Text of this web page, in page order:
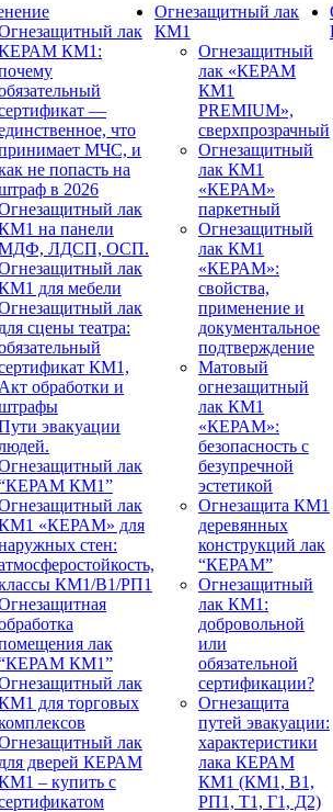
лак
КМ1:
—
что
МЧС, и
не попасть на
в 2026
лак
на панели
ЛДСП, ОСП.
лак
для мебели
лак
для сцены театра:
КМ1,
Акт обработки и
эвакуации
лак
КМ1”
лак
«КЕРАМ» для
стен:
КМ1/В1/РП1
лак
КМ1”
лак
для торговых
лак
для дверей КЕРАМ
– купить с
Огнезащитный лак
КМ1
Огнезащитный
лак «КЕРАМ
КМ1
PREMIUM»,
сверхпрозрачный
Огнезащитный
лак КМ1
«КЕРАМ»
паркетный
Огнезащитный
лак КМ1
«КЕРАМ»:
свойства,
применение и
документальное
подтверждение
Матовый
огнезащитный
лак КМ1
«КЕРАМ»:
безопасность с
безупречной
эстетикой
Огнезащита КМ1
деревянных
конструкций лак
“КЕРАМ”
Огнезащитный
лак КМ1:
добровольной
или
обязательной
сертификации?
Огнезащита
путей эвакуации:
характеристики
лака КЕРАМ
КМ1 (КМ1, В1,
РП1, Т1, Г1, Д2)